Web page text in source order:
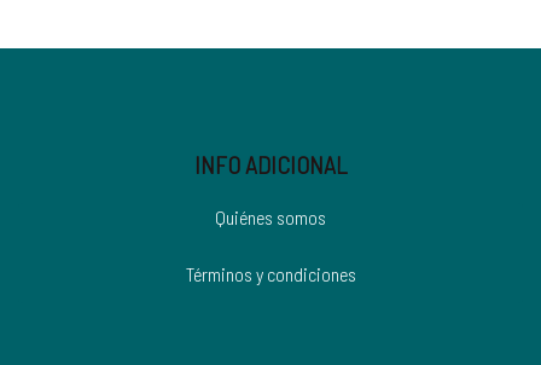
INFO ADICIONAL
Quiénes somos
Términos y condiciones